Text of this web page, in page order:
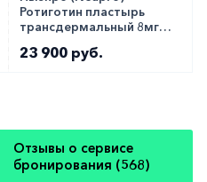
Ротиготин пластырь
трансдермальный 8мг
23 900 руб.
Отзывы о сервисе
бронирования (568)